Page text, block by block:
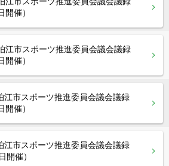
開催）
江市スポーツ推進委員会議会議録
開催）
江市スポーツ推進委員会議会議録
開催）
江市スポーツ推進委員会議会議録
開催）